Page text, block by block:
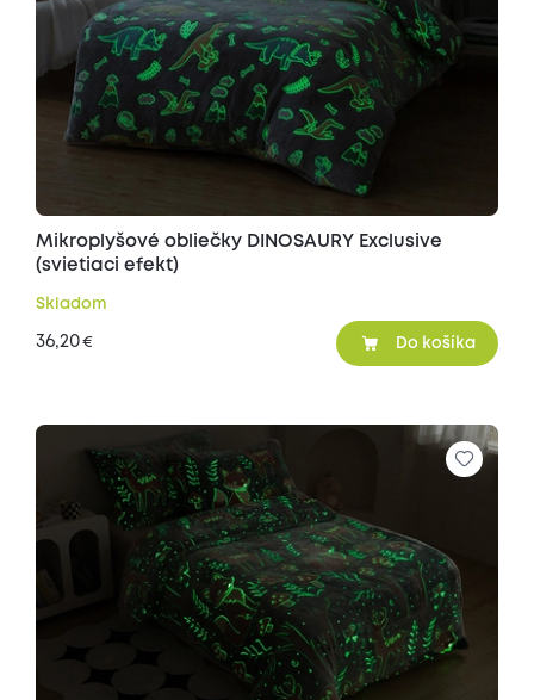
Mikroplyšové obliečky DINOSAURY Exclusive
(svietiaci efekt)
Skladom
36,20€ Do košíka